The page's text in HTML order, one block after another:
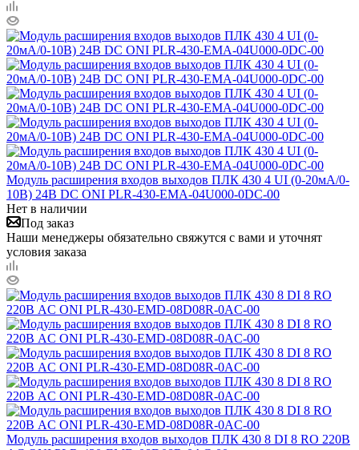
Модуль расширения входов выходов ПЛК 430 4 UI (0-20мА/0-
10В) 24В DC ONI PLR-430-EMA-04U000-0DC-00
Нет в наличии
Под заказ
Наши менеджеры обязательно свяжутся с вами и уточнят
условия заказа
Модуль расширения входов выходов ПЛК 430 8 DI 8 RO 220В